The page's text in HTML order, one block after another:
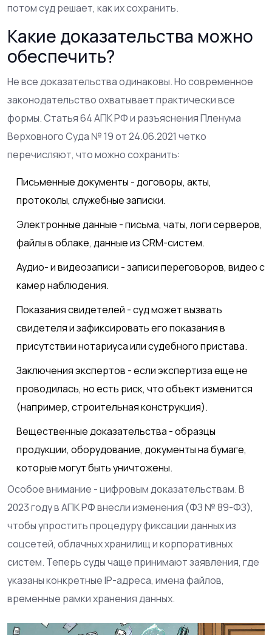
потом суд решает, как их сохранить.
Какие доказательства можно
обеспечить?
Не все доказательства одинаковы. Но современное
законодательство охватывает практически все
формы. Статья 64 АПК РФ и разъяснения Пленума
Верховного Суда № 19 от 24.06.2021 четко
перечисляют, что можно сохранить:
Письменные документы - договоры, акты,
протоколы, служебные записки.
Электронные данные - письма, чаты, логи серверов,
файлы в облаке, данные из CRM-систем.
Аудио- и видеозаписи - записи переговоров, видео с
камер наблюдения.
Показания свидетелей - суд может вызвать
свидетеля и зафиксировать его показания в
присутствии нотариуса или судебного пристава.
Заключения экспертов - если экспертиза еще не
проводилась, но есть риск, что объект изменится
(например, строительная конструкция).
Вещественные доказательства - образцы
продукции, оборудование, документы на бумаге,
которые могут быть уничтожены.
Особое внимание - цифровым доказательствам. В
2023 году в АПК РФ внесли изменения (ФЗ № 89-ФЗ),
чтобы упростить процедуру фиксации данных из
соцсетей, облачных хранилищ и корпоративных
систем. Теперь суды чаще принимают заявления, где
указаны конкретные IP-адреса, имена файлов,
временные рамки хранения данных.